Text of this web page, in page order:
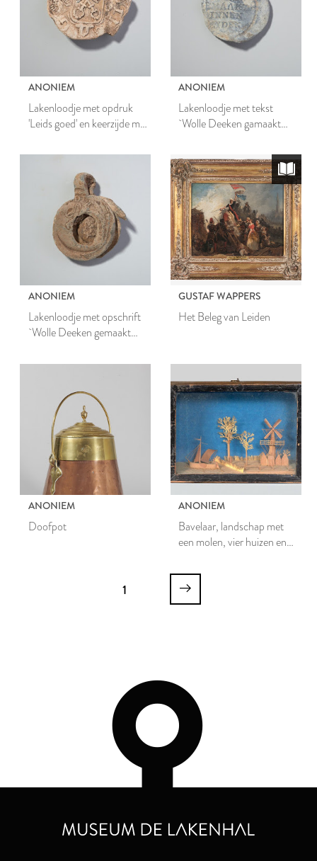
ANONIEM
Lakenloodje met opdruk
'Leids goed' en keerzijde met
ANONIEM
Lakenloodje met tekst
`Wolle Deeken gamaakt
ANONIEM
Lakenloodje met opschrift
`Wolle Deeken gemaakt
GUSTAF WAPPERS
Het Beleg van Leiden
ANONIEM
Doofpot
ANONIEM
Bavelaar, landschap met
een molen, vier huizen en
1